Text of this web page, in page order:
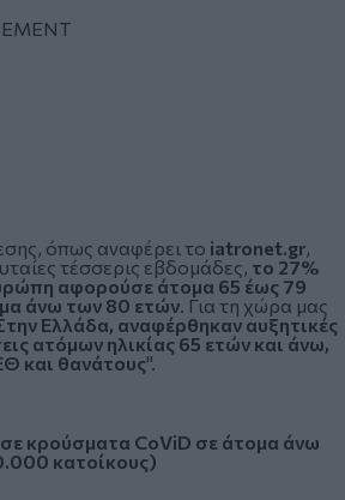
όπως αναφέρει το iatronet.gr,
τέσσερις εβδομάδες, το 27%
αφορούσε άτομα 65 έως 79
άνω των 80 ετών. Για τη χώρα μας
Ελλάδα, αναφέρθηκαν αυξητικές
ατόμων ηλικίας 65 ετών και άνω,
και θανάτους".
κρούσματα CoViD σε άτομα άνω
κατοίκους)